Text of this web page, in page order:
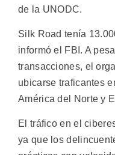
de la UNODC.
Silk Road tenía
informó el FBI. A
transacciones, el
ubicarse traficantes
América del Norte y
El tráfico en el
ya que los